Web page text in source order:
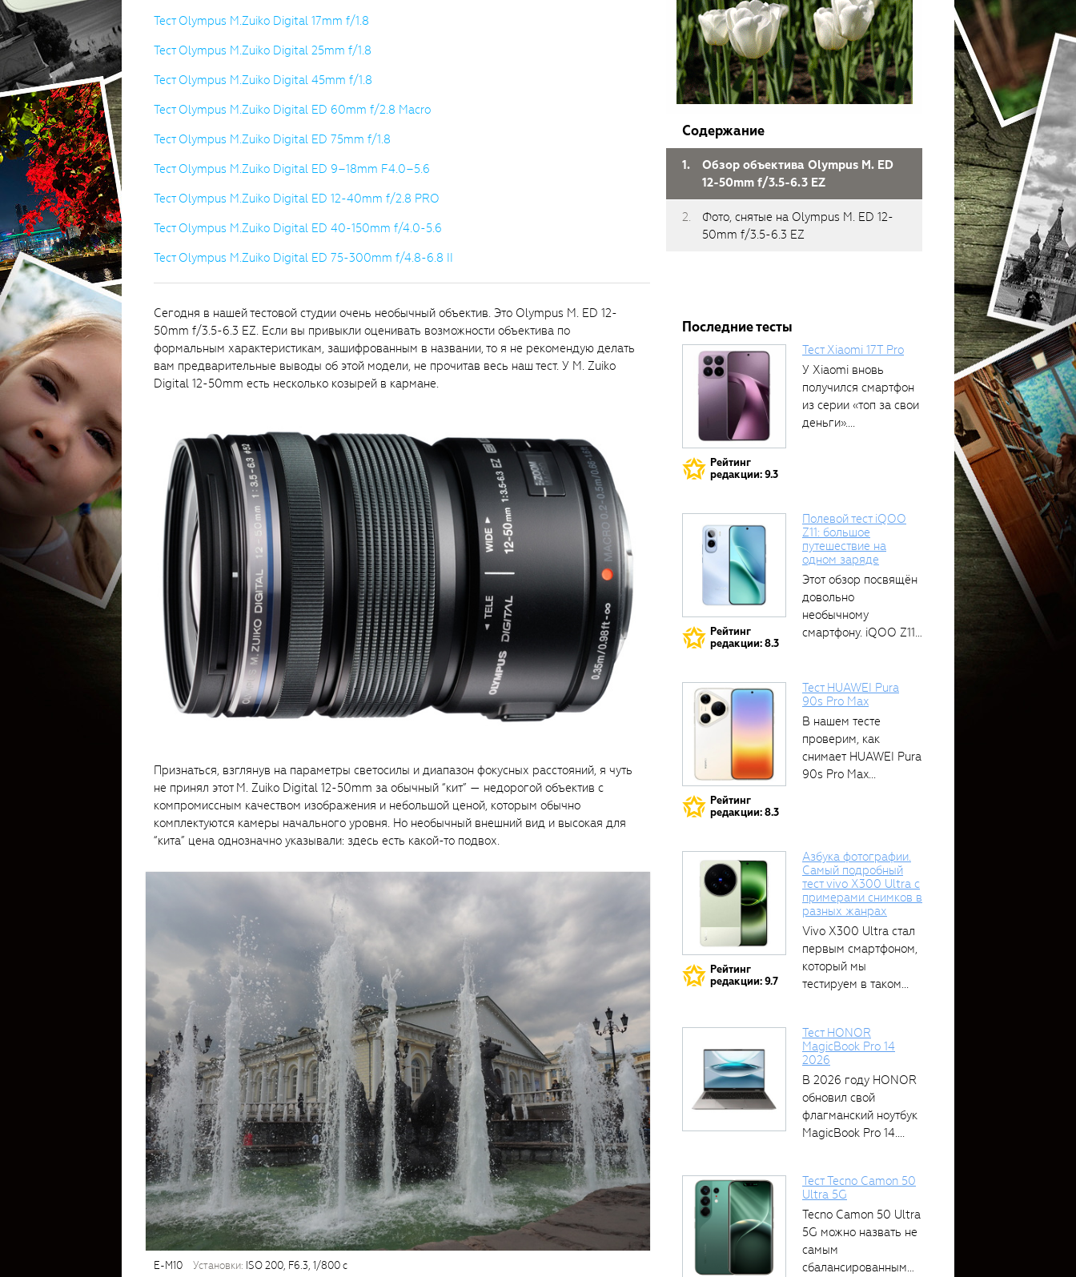
Тест Olympus M.Zuiko Digital 17mm f/1.8
Тест Olympus M.Zuiko Digital 25mm f/1.8
Тест Olympus M.Zuiko Digital 45mm f/1.8
Тест Olympus M.Zuiko Digital ED 60mm f/2.8 Macro
Тест Olympus M.Zuiko Digital ED 75mm f/1.8
Тест Olympus M.Zuiko Digital ED 9–18mm F4.0–5.6
Тест Olympus M.Zuiko Digital ED 12-40mm f/2.8 PRO
Тест Olympus M.Zuiko Digital ED 40-150mm f/4.0-5.6
Тест Olympus M.Zuiko Digital ED 75-300mm f/4.8-6.8 II
Сегодня в нашей тестовой студии очень необычный объектив. Это Olympus M. ED 12-
50mm f/3.5-6.3 EZ. Если вы привыкли оценивать возможности объектива по
формальным характеристикам, зашифрованным в названии, то я не рекомендую делать
вам предварительные выводы об этой модели, не прочитав весь наш тест. У M. Zuiko
Digital 12-50mm есть несколько козырей в кармане.
Признаться, взглянув на параметры светосилы и диапазон фокусных расстояний, я чуть
не принял этот M. Zuiko Digital 12-50mm за обычный “кит” — недорогой объектив с
компромиссным качеством изображения и небольшой ценой, которым обычно
комплектуются камеры начального уровня. Но необычный внешний вид и высокая для
“кита” цена однозначно указывали: здесь есть какой-то подвох.
E-M10 установки: ISO 200, F6.3, 1/800 с
Содержание
Обзор объектива Olympus M. ED
12-50mm f/3.5-6.3 EZ
Фото, снятые на Olympus M. ED 12-
50mm f/3.5-6.3 EZ
Последние тесты
Рейтинг
редакции: 9.3
Тест Xiaomi 17T Pro
У Xiaomi вновь
получился смартфон
из серии «топ за свои
деньги»....
Рейтинг
редакции: 8.3
Полевой тест iQOO
Z11: большое
путешествие на
одном заряде
Этот обзор посвящён
довольно
необычному
смартфону. iQOO Z11
Рейтинг
редакции: 8.3
Тест HUAWEI Pura
90s Pro Max
В нашем тесте
проверим, как
снимает HUAWEI Pura
90s Pro Max...
Рейтинг
редакции: 9.7
Азбука фотографии.
Самый подробный
тест vivo X300 Ultra с
примерами снимков в
разных жанрах
Vivo X300 Ultra стал
первым смартфоном,
который мы
тестируем в таком...
Тест HONOR
MagicBook Pro 14
2026
В 2026 году HONOR
обновил свой
флагманский ноутбук
MagicBook Pro 14....
Тест Tecno Camon 50
Ultra 5G
Tecno Camon 50 Ultra
5G можно назвать не
самым
сбалансированным